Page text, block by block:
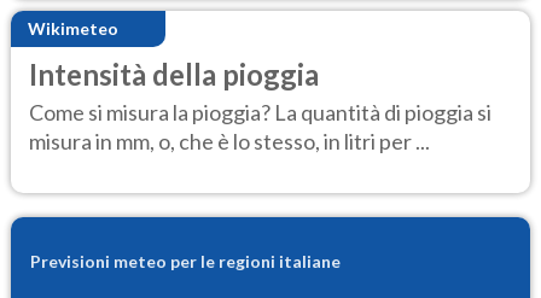
Wikimeteo
Intensità della pioggia
Come si misura la pioggia? La quantità di pioggia si
misura in mm, o, che è lo stesso, in litri per ...
Previsioni meteo per le regioni italiane